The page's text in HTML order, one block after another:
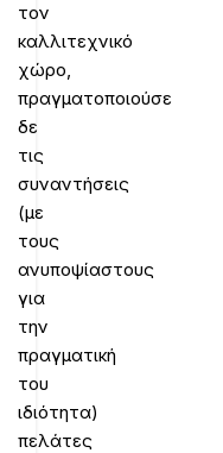
τον
καλλιτεχνικό
χώρο,
πραγματοποιούσε
δε
τις
συναντήσεις
(με
τους
ανυποψίαστους
για
την
πραγματική
του
ιδιότητα)
πελάτες